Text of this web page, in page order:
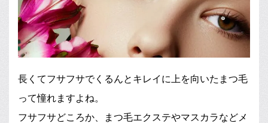
長くてフサフサでくるんとキレイに上を向いたまつ毛
って憧れますよね。
フサフサどころか、まつ毛エクステやマスカラなどメ